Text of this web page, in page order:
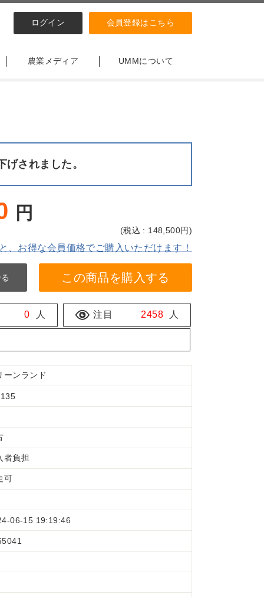
ログイン 会員登録はこちら
農業メディア UMMについて
げされました。
円
(税込 : 148,500円)
、お得な会員価格でご購入いただけます！
この商品を購入する
0 人 注目 2458 人
ーンランド
者負担
可
06-15 19:19:46